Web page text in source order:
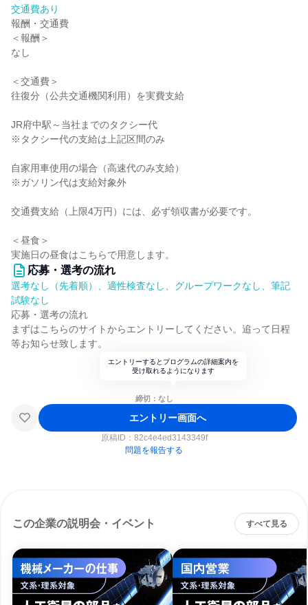
交通費あり
報酬・交通費
＜報酬＞
なし
＜交通費＞
往復分（公共交通機関利用）を実費支給
JR府中駅～当社までのタクシー代
※タクシー代の支給は上記区間のみ
自家用車使用の場合（高速代のみ支給）
※ガソリン代は支給対象外
交通費支給（上限4万円）には、必ず領収書が必要です。
＜昼食＞
実施日の昼食はこちらで用意します。
応募・選考の流れ
選考なし（先着順）、適性検査なし、グループワークなし、筆記
試験なし
応募・選考の流れ
まずはこちらのサイトからエントリーしてください。追って日程
等お知らせ致します。
エントリーするとプログラムの詳細案内を
受け取れるようになります
締切：なし
エントリー画面へ
原稿ID： 82c4e4ed3143349f
問題を報告する
この企業の説明会・イベント すべて見る